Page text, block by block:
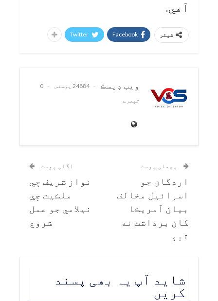
آهي.
شیئر Facebook
Twitter
ويب ڊيسڪ 24884 پوسٹس
0
تبصرے
پچھلی پوسٹ
اردگان جو
اسرائيل مخالف
بيان آمريڪا
کان برداشت نه
ٿيو
اگلی پوسٹ
نواز شريف جِي
ملڪيت جِي
نيلامي جو عمل
شروع
شاید آپ یہ بھی پسند
کریں